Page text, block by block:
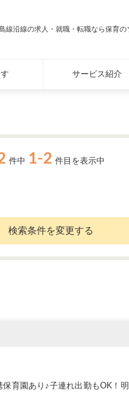
線沿線の求人・就職・転職なら保育の
サービス紹介
件中 1-2 件目を表示中
検索条件を変更する
育園あり♪子連れ出勤もOK！